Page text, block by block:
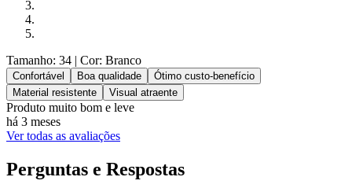
Tamanho: 34 | Cor: Branco
Confortável Boa qualidade
Ótimo custo-benefício
Material resistente
Visual atraente
Produto muito bom e leve
há 3 meses
Ver todas as avaliações
Perguntas e Respostas